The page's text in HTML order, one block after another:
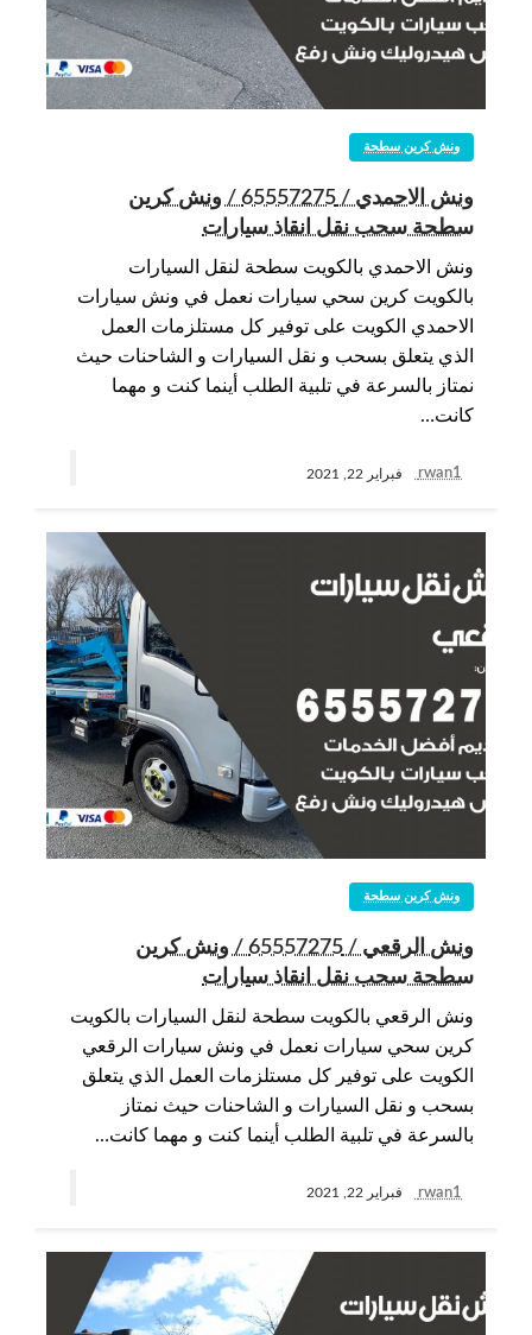
ونش كرين سطحة
ونش الاحمدي / 65557275 / ونش كرين
سطحة سحب نقل انقاذ سيارات
ونش الاحمدي بالكويت سطحة لنقل السيارات
بالكويت كرين سحي سيارات نعمل في ونش سيارات
الاحمدي الكويت على توفير كل مستلزمات العمل
الذي يتعلق بسحب و نقل السيارات و الشاحنات حيث
نمتاز بالسرعة في تلبية الطلب أينما كنت و مهما
كانت…
rwan1 فبراير 22, 2021
ونش كرين سطحة
ونش الرقعي / 65557275 / ونش كرين
سطحة سحب نقل انقاذ سيارات
ونش الرقعي بالكويت سطحة لنقل السيارات بالكويت
كرين سحي سيارات نعمل في ونش سيارات الرقعي
الكويت على توفير كل مستلزمات العمل الذي يتعلق
بسحب و نقل السيارات و الشاحنات حيث نمتاز
بالسرعة في تلبية الطلب أينما كنت و مهما كانت…
rwan1 فبراير 22, 2021